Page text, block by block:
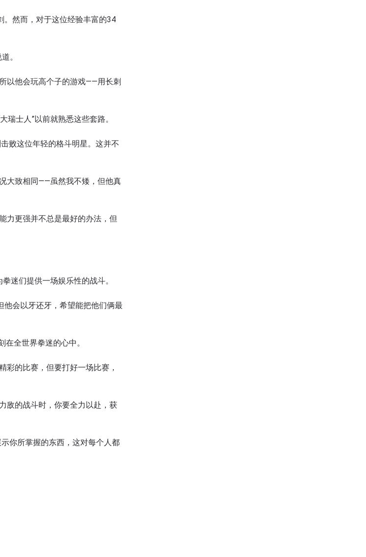
。然而，对于这位经验丰富的34
。
以他会玩高个子的游戏——用长刺
瑞士人”以前就熟悉这些套路。
败这位年轻的格斗明星。这并不
大致相同——虽然我不矮，但他真
力更强并不总是最好的办法，但
迷们提供一场娱乐性的战斗。
会以牙还牙，希望能把他们俩最
全世界拳迷的心中。
彩的比赛，但要打好一场比赛，
敌的战斗时，你要全力以赴，获
你所掌握的东西，这对每个人都
看集锦
次的最佳座位！
，即表示您同意我们的隐私政策，我们将收